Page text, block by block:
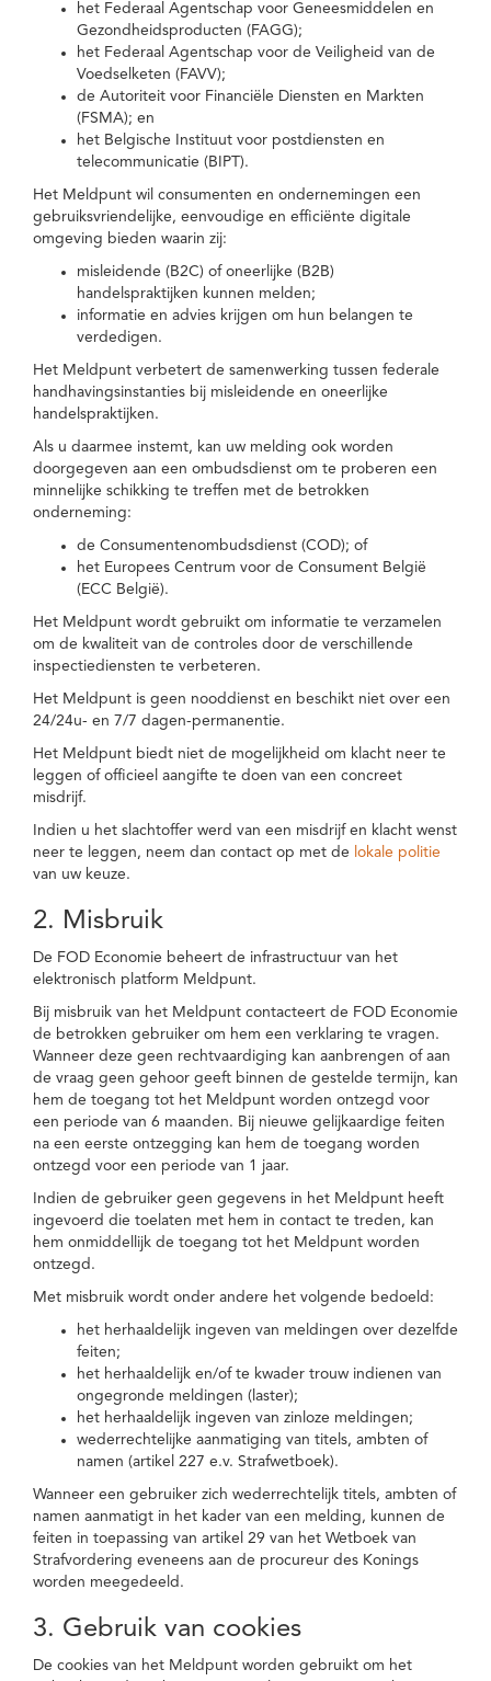
het Federaal Agentschap voor Geneesmiddelen en
Gezondheidsproducten (FAGG);
het Federaal Agentschap voor de Veiligheid van de
Voedselketen (FAVV);
de Autoriteit voor Financiële Diensten en Markten
(FSMA); en
het Belgische Instituut voor postdiensten en
telecommunicatie (BIPT).
Het Meldpunt wil consumenten en ondernemingen een
gebruiksvriendelijke, eenvoudige en efficiënte digitale
omgeving bieden waarin zij:
misleidende (B2C) of oneerlijke (B2B)
handelspraktijken kunnen melden;
informatie en advies krijgen om hun belangen te
verdedigen.
Het Meldpunt verbetert de samenwerking tussen federale
handhavingsinstanties bij misleidende en oneerlijke
handelspraktijken.
Als u daarmee instemt, kan uw melding ook worden
doorgegeven aan een ombudsdienst om te proberen een
minnelijke schikking te treffen met de betrokken
onderneming:
de Consumentenombudsdienst (COD); of
het Europees Centrum voor de Consument België
(ECC België).
Het Meldpunt wordt gebruikt om informatie te verzamelen
om de kwaliteit van de controles door de verschillende
inspectiediensten te verbeteren.
Het Meldpunt is geen nooddienst en beschikt niet over een
24/24u- en 7/7 dagen-permanentie.
Het Meldpunt biedt niet de mogelijkheid om klacht neer te
leggen of officieel aangifte te doen van een concreet
misdrijf.
Indien u het slachtoffer werd van een misdrijf en klacht wenst
neer te leggen, neem dan contact op met de lokale politie
van uw keuze.
2. Misbruik
De FOD Economie beheert de infrastructuur van het
elektronisch platform Meldpunt.
Bij misbruik van het Meldpunt contacteert de FOD Economie
de betrokken gebruiker om hem een verklaring te vragen.
Wanneer deze geen rechtvaardiging kan aanbrengen of aan
de vraag geen gehoor geeft binnen de gestelde termijn, kan
hem de toegang tot het Meldpunt worden ontzegd voor
een periode van 6 maanden. Bij nieuwe gelijkaardige feiten
na een eerste ontzegging kan hem de toegang worden
ontzegd voor een periode van 1 jaar.
Indien de gebruiker geen gegevens in het Meldpunt heeft
ingevoerd die toelaten met hem in contact te treden, kan
hem onmiddellijk de toegang tot het Meldpunt worden
ontzegd.
Met misbruik wordt onder andere het volgende bedoeld:
het herhaaldelijk ingeven van meldingen over dezelfde
feiten;
het herhaaldelijk en/of te kwader trouw indienen van
ongegronde meldingen (laster);
het herhaaldelijk ingeven van zinloze meldingen;
wederrechtelijke aanmatiging van titels, ambten of
namen (artikel 227 e.v. Strafwetboek).
Wanneer een gebruiker zich wederrechtelijk titels, ambten of
namen aanmatigt in het kader van een melding, kunnen de
feiten in toepassing van artikel 29 van het Wetboek van
Strafvordering eveneens aan de procureur des Konings
worden meegedeeld.
3. Gebruik van cookies
De cookies van het Meldpunt worden gebruikt om het